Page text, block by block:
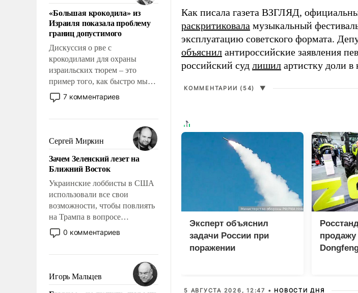
«Большая крокодила» из
Израиля показала проблему
границ допустимого
Дискуссия о рве с
крокодилами для охраны
израильских тюрем – это
пример того, как быстро мы
двигаемся по пути
революционных изменений.
псевдонаучной фантастики,
стало всерьез обсуждаемой
идеей.
7 комментариев
Сергей Миркин
Зачем Зеленский лезет на
Ближний Восток
Украинские лоббисты в США
использовали все свои
возможности, чтобы повлиять
на Трампа в вопросе
предоставления вооружений
своим нанимателям. Вероятно,
консультирует Киев, пришла в
голову мысль: хорошо бы
продемонстрировать, что
0 комментариев
Игорь Мальцев
Как писала газета ВЗГЛЯД,
раскритиковала музыкальный
эксплуатацию советского формата.
объяснил антироссийские заявления
российский суд лишил артистку доли
КОММЕНТАРИИ (54) ▼
Эксперт объяснил
задачи России при
поражении
продажу
5 АВГУСТА 2026, 12:47 • НОВОСТИ ДНЯ